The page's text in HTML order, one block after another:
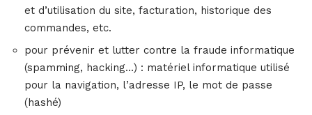
et d’utilisation du site, facturation, historique des
commandes, etc.
pour prévenir et lutter contre la fraude informatique
(spamming, hacking…) : matériel informatique utilisé
pour la navigation, l’adresse IP, le mot de passe
(hashé)